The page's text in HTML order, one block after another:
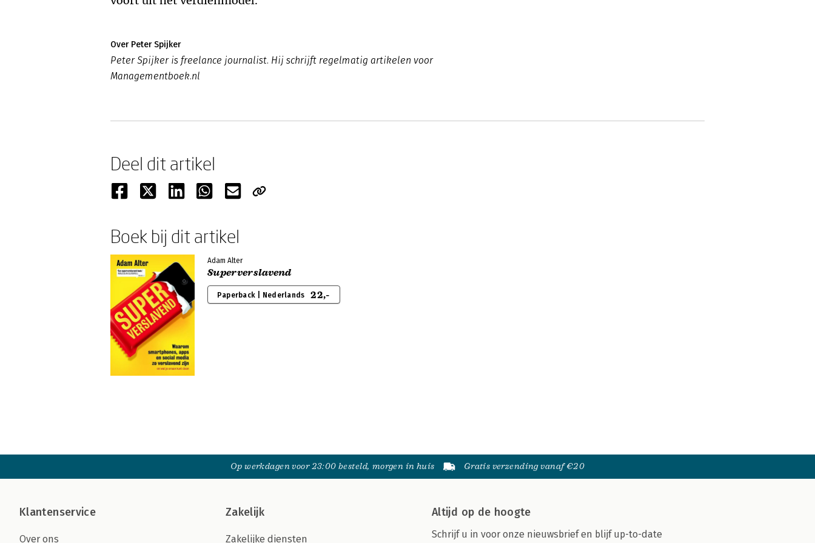
Over Peter Spijker
Peter Spijker is freelance journalist. Hij schrijft regelmatig artikelen voor
Managementboek.nl
Deel dit artikel
Boek bij dit artikel
Adam Alter
Superverslavend
Paperback | Nederlands 22,-
Op werkdagen voor 23:00 besteld, morgen in huis Gratis verzending vanaf €20
Klantenservice
Over ons
Zakelijk
Zakelijke diensten
Altijd op de hoogte
Schrijf u in voor onze nieuwsbrief en blijf up-to-date